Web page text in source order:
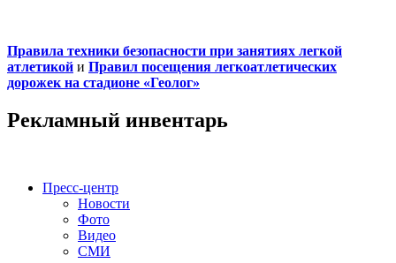
Правила техники безопасности при занятиях легкой
атлетикой и Правил посещения легкоатлетических
дорожек на стадионе «Геолог»
Рекламный инвентарь
Пресс-центр
Новости
Фото
Видео
СМИ